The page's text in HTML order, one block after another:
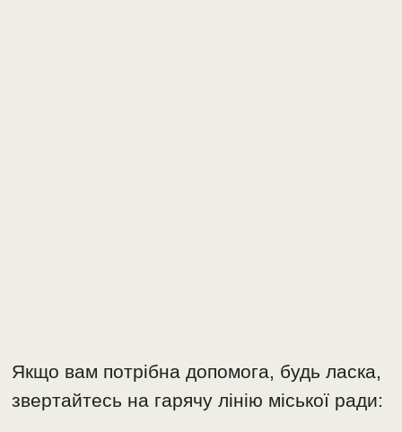
Якщо вам потрібна допомога, будь ласка,
звертайтесь на гарячу лінію міської ради: